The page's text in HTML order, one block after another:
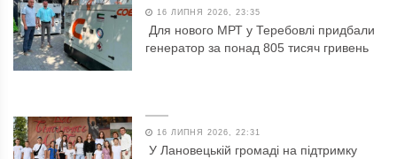
16 ЛИПНЯ 2026, 23:35
Для нового МРТ у Теребовлі придбали
генератор за понад 805 тисяч гривень
16 ЛИПНЯ 2026, 22:31
У Лановецькій громаді на підтримку